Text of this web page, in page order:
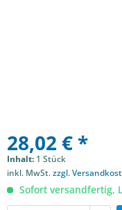
28,02 € *
Inhalt: 1 Stück
inkl. MwSt.zzgl.
Sofort versandfertig,